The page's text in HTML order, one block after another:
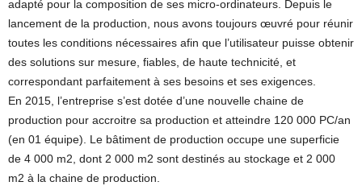
adapté pour la composition de ses micro-ordinateurs. Depuis le
lancement de la production, nous avons toujours œuvré pour réunir
toutes les conditions nécessaires afin que l’utilisateur puisse obtenir
des solutions sur mesure, fiables, de haute technicité, et
correspondant parfaitement à ses besoins et ses exigences.
En 2015, l’entreprise s’est dotée d’une nouvelle chaine de
production pour accroitre sa production et atteindre 120 000 PC/an
(en 01 équipe). Le bâtiment de production occupe une superficie
de 4 000 m2, dont 2 000 m2 sont destinés au stockage et 2 000
m2 à la chaine de production.